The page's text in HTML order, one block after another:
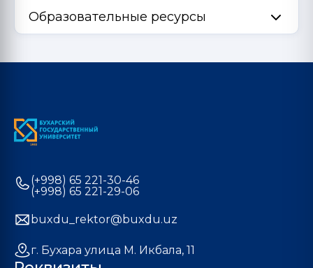
Образовательные ресурсы
(+998) 65 221-30-46
(+998) 65 221-29-06
buxdu_rektor@buxdu.uz
г. Бухара улица М. Икбала, 11